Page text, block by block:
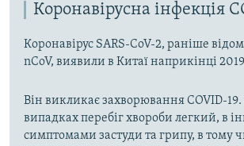
Коронавірусна інфекція
Коронавірус SARS-CoV-2, раніше
nCoV, виявили в Китаї наприкінці
Він викликає захворювання COVID-
випадках перебіг хвороби легкий, в
симптомами застуди та грипу, в тому